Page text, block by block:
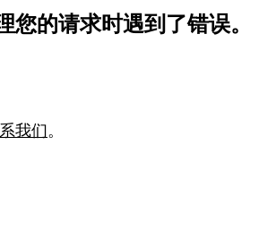
您的请求时遇到了错误。
我们 。